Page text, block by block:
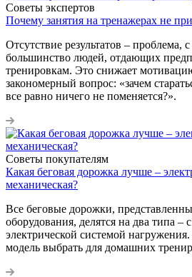
Советы экспертов
Почему занятия на тренажерах не
Отсутствие результатов – проблема,
большинство людей, отдающих
тренировкам. Это снижает
закономерный вопрос: «зачем
все равно ничего не поменяется?».
Советы покупателям
Какая беговая дорожка лучше –
механическая?
Все беговые дорожки,
оборудования, делятся на два типа –
электрической системой
модель выбрать для домашних